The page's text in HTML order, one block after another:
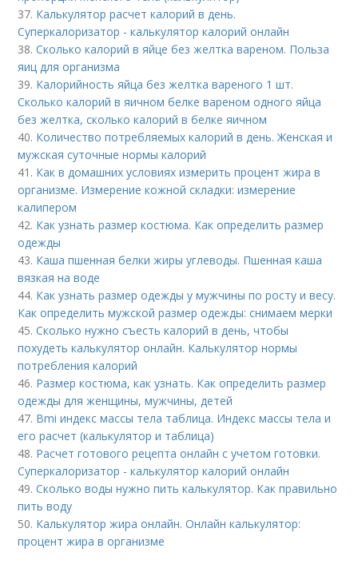
37. Калькулятор расчет калорий в день.
Суперкалоризатор - калькулятор калорий онлайн
38.Сколько калорий в яйце без желтка вареном. Польза
яиц для организма
39. Калорийность яйца без желтка вареного 1 шт.
Сколько калорий в яичном белке вареном одного яйца
без желтка, сколько калорий в белке яичном
40. Количество потребляемых калорий в день. Женская и
мужская суточные нормы калорий
41. Как в домашних условиях измерить процент жира в
организме. Измерение кожной складки: измерение
калипером
42. Как узнать размер костюма. Как определить размер
одежды
43. Каша пшенная белки жиры углеводы. Пшенная каша
вязкая на воде
44. Как узнать размер одежды у мужчины по росту и весу.
Как определить мужской размер одежды: снимаем мерки
45.Сколько нужно съесть калорий в день, чтобы
похудеть калькулятор онлайн. Калькулятор нормы
потребления калорий
46. Размер костюма, как узнать. Как определить размер
одежды для женщины, мужчины, детей
47. Bmi индекс массы тела таблица. Индекс массы тела и
его расчет (калькулятор и таблица)
48. Расчет готового рецепта онлайн с учетом готовки.
Суперкалоризатор - калькулятор калорий онлайн
49.Сколько воды нужно пить калькулятор. Как правильно
пить воду
50. Калькулятор жира онлайн. Онлайн калькулятор:
процент жира в организме